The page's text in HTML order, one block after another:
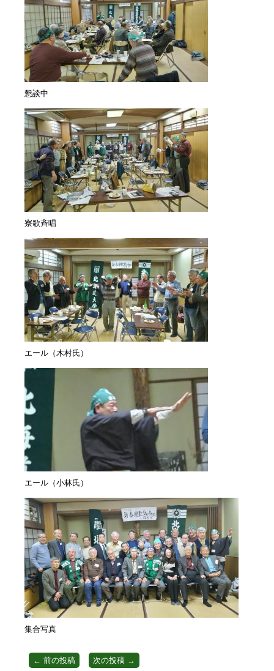
懇談中
寮歌斉唱
エール（木村氏）
エール（小林氏）
集合写真
← 前の投稿 次の投稿 →